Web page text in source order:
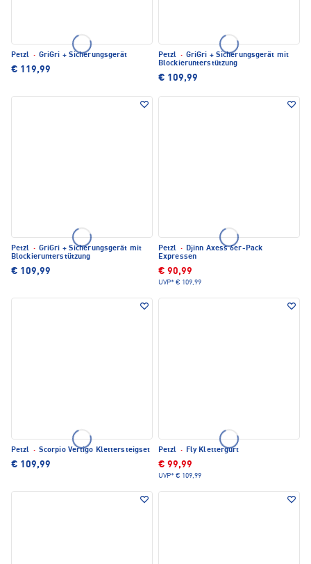
Petzl · GriGri + Sicherungsgerät
€ 119,99
Petzl · GriGri + Sicherungsgerät mit
Blockierunterstützung
€ 109,99
Petzl · GriGri + Sicherungsgerät mit
Blockierunterstützung
€ 109,99
Petzl · Djinn Axess 6er-Pack
Expressen
€ 90,99
UVP* € 109,99
Petzl · Scorpio Vertigo Klettersteigset
€ 109,99
Petzl · Fly Klettergurt
€ 99,99
UVP* € 109,99